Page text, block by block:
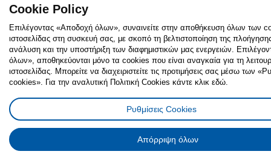
Cookie Policy
Επιλέγοντας «Αποδοχή όλων», συναινείτε στην αποθήκευση όλων των
ιστοσελίδας στη συσκευή σας, με σκοπό τη βελτιστοποίηση της
ανάλυση και την υποστήριξη των διαφημιστικών μας ενεργειών.
όλων», αποθηκεύονται μόνο τα cookies που είναι αναγκαία για τη
ιστοσελίδας. Μπορείτε να διαχειριστείτε τις προτιμήσεις σας μέσω των
cookies». Για την αναλυτική Πολιτική Cookies κάντε κλικ εδώ.
Ρυθμίσεις Cookies
Απόρριψη όλων